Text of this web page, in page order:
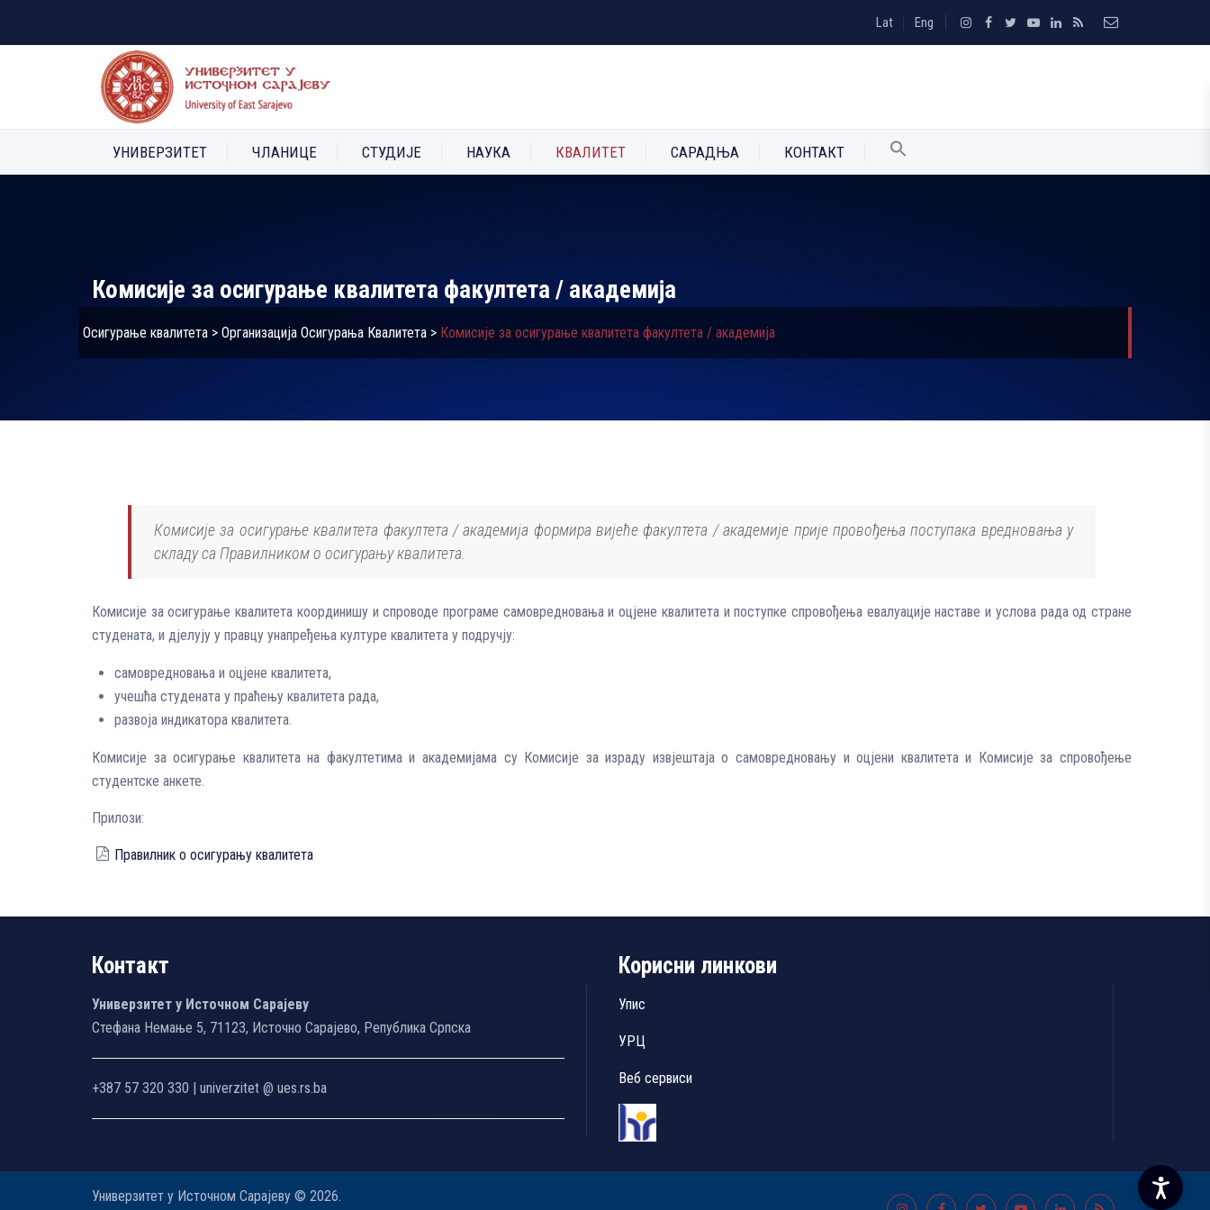
Lat Eng
УНИВЕРЗИТЕТ ЧЛАНИЦЕ СТУДИЈЕ НАУКА КВАЛИТЕТ САРАДЊА КОНТАКТ
Комисије за осигурање квалитета факултета / академија
Осигурање квалитета > Организација Осигурања Квалитета > Комисије за осигурање квалитета факултета / академија
Комисије за осигурање квалитета факултета / академија формира вијеће факултета / академије прије провођења поступака вредновања у
складу са Правилником о осигурању квалитета.
Комисије за осигурање квалитета координишу и спроводе програме самовредновања и оцјене квалитета и поступке спровођења евалуације наставе и услова рада од стране
студената, и дјелују у правцу унапређења културе квалитета у подручју:
самовредновања и оцјене квалитета,
учешћа студената у праћењу квалитета рада,
развоја индикатора квалитета.
Комисије за осигурање квалитета на факултетима и академијама су Комисије за израду извјештаја о самовредновању и оцјени квалитета и Комисије за спровођење
студентске анкете.
Прилози:
Правилник о осигурању квалитета
Контакт
Универзитет у Источном Сарајеву
Стефана Немање 5, 71123, Источно Сарајево, Република Српска
+387 57 320 330 | univerzitet @ ues.rs.ba
Корисни линкови
Упис
УРЦ
Веб сервиси
Универзитет у Источном Сарајеву © 2026.